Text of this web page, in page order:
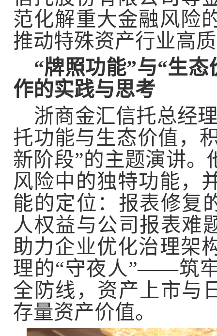
范化解重大金融风险
推动特殊资产行业高
“牌照功能”与“生
作的实践与思考
浙商金汇信托总经
托功能与生态价值，
新阶段”的主题演讲。
风险中的独特功能，
能的定位：报表修复
人权益与公司报表难
助力企业优化治理架
理的“守夜人”——筑牢
全防线，资产上市与
存量资产价值。